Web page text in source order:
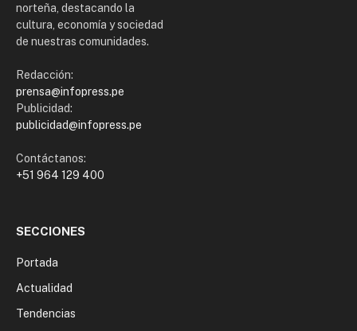
norteña, destacando la
cultura, economía y sociedad
de nuestras comunidades.
Redacción:
prensa@infopress.pe
Publicidad:
publicidad@infopress.pe
Contáctanos:
+51 964 129 400
SECCIONES
Portada
Actualidad
Tendencias